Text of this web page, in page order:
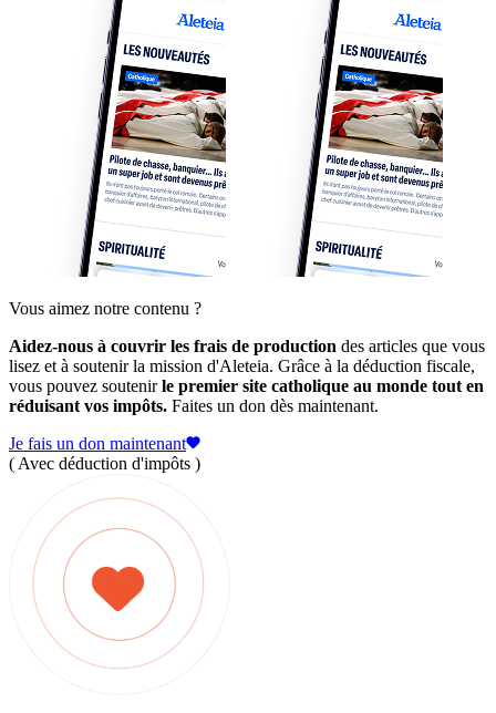
Vous aimez notre contenu ?
Aidez-nous à couvrir les frais de production des articles que vous
lisez et à soutenir la mission d'Aleteia. Grâce à la déduction fiscale,
vous pouvez soutenirle premier site catholique au monde tout en
réduisant vos impôts. Faites un don dès maintenant.
Je fais un don maintenant
( Avec déduction d'impôts )